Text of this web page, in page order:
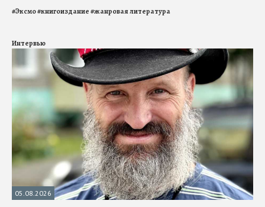
#Эксмо#книгоиздание#жанровая литература
Интервью
05.08.2026